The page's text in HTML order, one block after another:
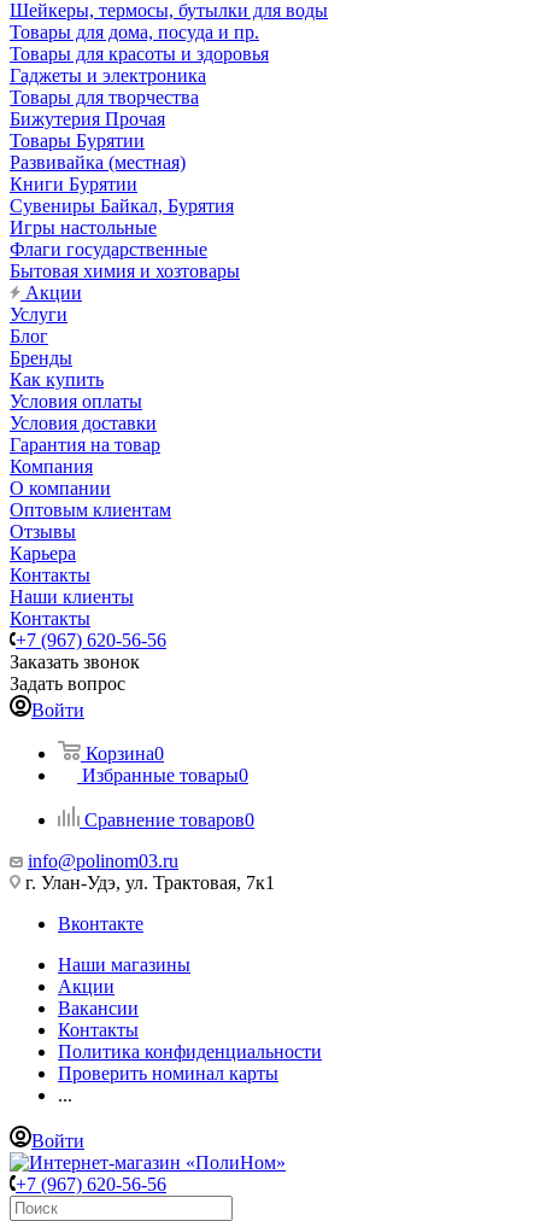
Шейкеры, термосы, бутылки для воды
Товары для дома, посуда и пр.
Товары для красоты и здоровья
Гаджеты и электроника
Товары для творчества
Бижутерия Прочая
Товары Бурятии
Развивайка (местная)
Книги Бурятии
Сувениры Байкал, Бурятия
Игры настольные
Флаги государственные
Бытовая химия и хозтовары
Акции
Услуги
Блог
Бренды
Как купить
Условия оплаты
Условия доставки
Гарантия на товар
Компания
О компании
Оптовым клиентам
Отзывы
Карьера
Контакты
Наши клиенты
Контакты
+7 (967) 620-56-56
Заказать звонок
Задать вопрос
Войти
Корзина0
Избранные товары0
Сравнение товаров0
info@polinom03.ru
г. Улан-Удэ, ул. Трактовая, 7к1
Вконтакте
Наши магазины
Акции
Вакансии
Контакты
Политика конфиденциальности
Проверить номинал карты
...
Войти
+7 (967) 620-56-56